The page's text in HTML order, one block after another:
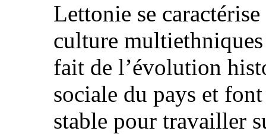
Lettonie se
culture
fait de l’évolution
sociale du pays et
stable pour travailler